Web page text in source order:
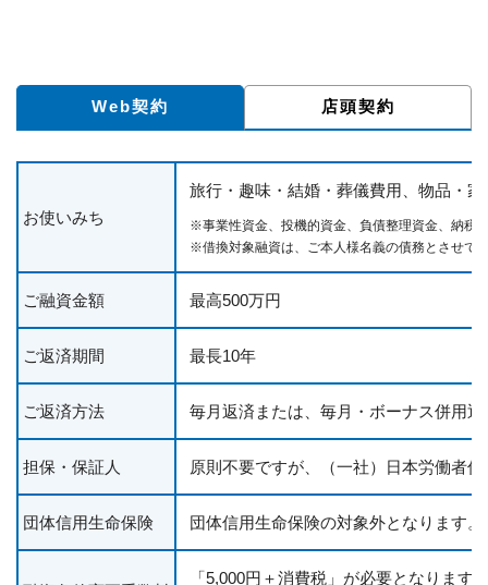
Web契約 店頭契約
お使いみち
旅行・趣味・結婚・葬儀費用、物品・
※事業性資金、投機的資金、負債整理資金、納税
※借換対象融資は、ご本人様名義の債務とさせて
ご融資金額 最高500万円
ご返済期間 最長10年
ご返済方法 毎月返済または、毎月・ボーナス併用返
担保・保証人 原則不要ですが、（一社）日本労働者
団体信用生命保険 団体信用生命保険の対象外となります。
「5,000円＋消費税」が必要となります